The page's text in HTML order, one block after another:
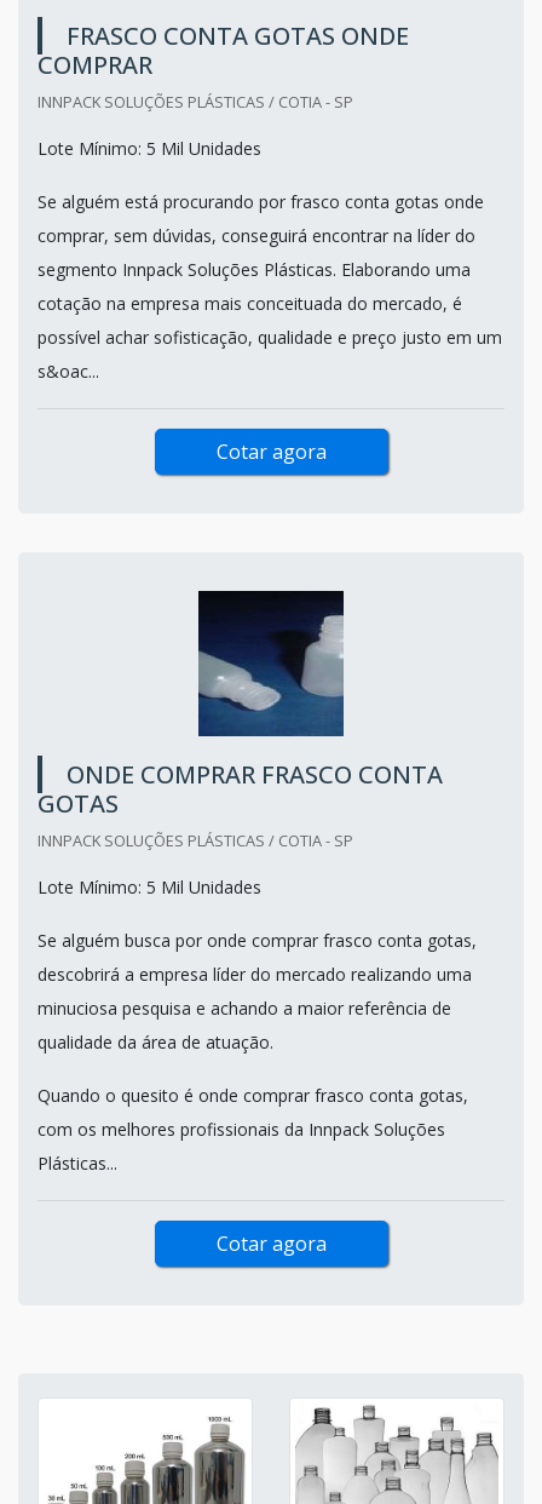
FRASCO CONTA GOTAS ONDE
COMPRAR
INNPACK SOLUÇÕES PLÁSTICAS / COTIA - SP
Lote Mínimo: 5 Mil Unidades
Se alguém está procurando por frasco conta gotas onde
comprar, sem dúvidas, conseguirá encontrar na líder do
segmento Innpack Soluções Plásticas. Elaborando uma
cotação na empresa mais conceituada do mercado, é
possível achar sofisticação, qualidade e preço justo em um
s&oac...
Cotar agora
ONDE COMPRAR FRASCO CONTA
GOTAS
INNPACK SOLUÇÕES PLÁSTICAS / COTIA - SP
Lote Mínimo: 5 Mil Unidades
Se alguém busca por onde comprar frasco conta gotas,
descobrirá a empresa líder do mercado realizando uma
minuciosa pesquisa e achando a maior referência de
qualidade da área de atuação.
Quando o quesito é onde comprar frasco conta gotas,
com os melhores profissionais da Innpack Soluções
Plásticas...
Cotar agora